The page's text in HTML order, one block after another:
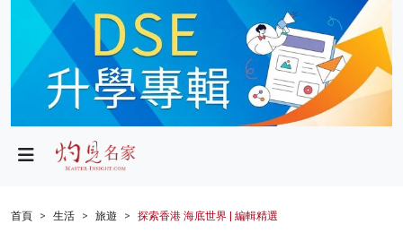
政局
財經
首頁 生活 旅遊 探索香港 海底世界 | 編輯精選